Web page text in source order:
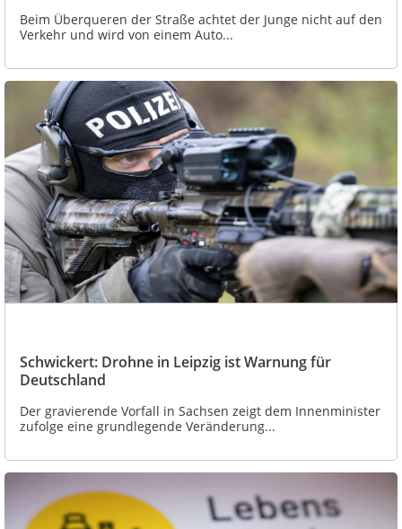
Beim Überqueren der Straße achtet der Junge nicht auf den
Verkehr und wird von einem Auto...
Schwickert: Drohne in Leipzig ist Warnung für
Deutschland
Der gravierende Vorfall in Sachsen zeigt dem Innenminister
zufolge eine grundlegende Veränderung...